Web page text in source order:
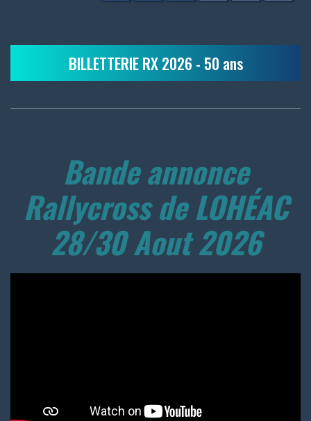
BILLETTERIE RX 2026 - 50 ans
Bande annonce
Rallycross de LOHÉAC
28/30 Aout 2026